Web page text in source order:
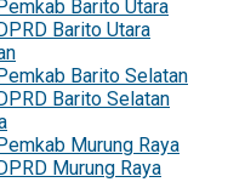
Barito Utara
Barito Utara
Barito Selatan
Barito Selatan
Murung Raya
Murung Raya